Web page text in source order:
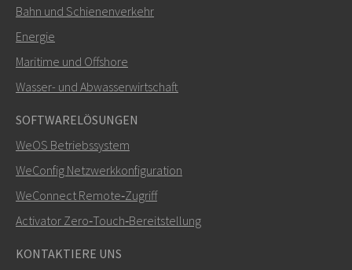
Weitere Kontaktmöglichkeiten
+46 16 42 80 00
info@westermo.com
Bei Supportanfragen,hier klicken, um den technischen
Support zu kontaktieren
Bahn und Schienenverkehr
Energie
Maritime und Offshore
Wasser- und Abwasserwirtschaft
SOFTWARELÖSUNGEN
WeOS Betriebssystem
WeConfig Netzwerkkonfiguration
WeConnect Remote‑Zugriff
Activator Zero‑Touch‑Bereitstellung
KONTAKTIERE UNS